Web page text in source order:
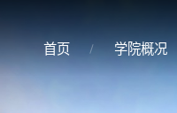
首页 学院概况